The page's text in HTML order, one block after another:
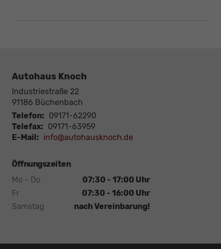
Autohaus Knoch
Industriestraße 22
91186 Büchenbach
Telefon: 09171-62290
Telefax: 09171-63959
E-Mail: info@autohausknoch.de
Öffnungszeiten
Mo - Do
07:30 - 17:00 Uhr
Fr
07:30 - 16:00 Uhr
Samstag
nach Vereinbarung!